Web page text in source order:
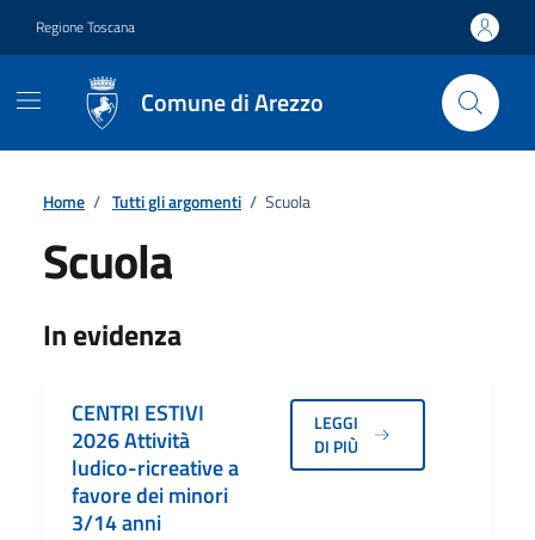
Regione Toscana
Comune di Arezzo
Home / Tutti gli argomenti / Scuola
Scuola
Dettagli
In evidenza
CENTRI ESTIVI
2026 Attività
ludico-ricreative a
favore dei minori
3/14 anni
LEGGI
DI PIÙ